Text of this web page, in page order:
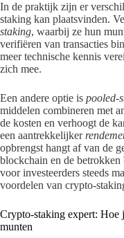
In de praktijk zijn er
staking kan plaatsvinden.
staking, waarbij ze hun
verifiëren van transacties
meer technische kennis
zich mee.
Een andere optie is pooled-
middelen combineren met
de kosten en verhoogt de
een aantrekkelijker
opbrengst hangt af van de
blockchain en de
voor investeerders steeds
voordelen van crypto-
Crypto-staking expert: Hoe
munten